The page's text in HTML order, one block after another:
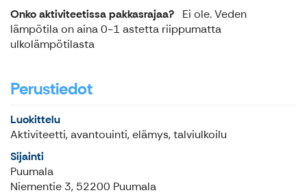
Onko aktiviteetissa pakkasrajaa? Ei ole. Veden
lämpötila on aina 0-1 astetta riippumatta
ulkolämpötilasta
Perustiedot
Luokittelu
Aktiviteetti, avantouinti, elämys, talviulkoilu
Sijainti
Puumala
Niementie 3, 52200 Puumala